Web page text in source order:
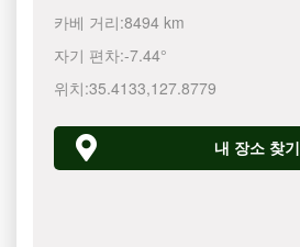
카베 거리:8494 km
자기 편차:-7.44°
위치:35.4133,127.8780
내 장소 찾기